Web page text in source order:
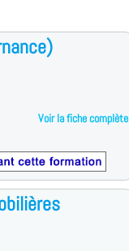
Voir la fiche complète